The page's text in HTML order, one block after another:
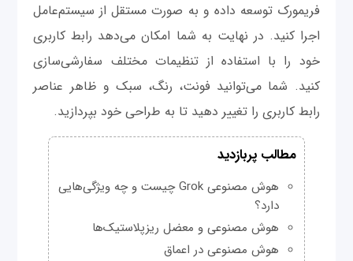
فریمورک توسعه داده و به صورت مستقل از سیستم‌عامل
اجرا کنید. در نهایت به شما امکان می‌دهد رابط کاربری
خود را با استفاده از تنظیمات مختلف سفارشی‌سازی
کنید. شما می‌توانید فونت، رنگ، سبک و ظاهر عناصر
رابط کاربری را تغییر دهید تا به طراحی خود بپردازید.
مطالب پربازدید
هوش مصنوعی Grok چیست و چه ویژگی‌هایی
دارد؟
هوش مصنوعی و معضل ریزپلاستیک‌ها
هوش مصنوعی در اعماق